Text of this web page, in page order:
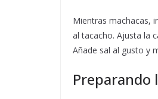
Mientras machacas,
al tacacho. Ajusta la
Añade sal al gusto y
Preparando